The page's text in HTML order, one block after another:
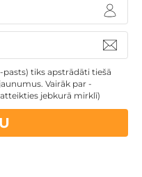
garantija
unpārbaudīts
tiks apstrādāti tiešā
Vairāk par -
atteikties jebkurā mirklī)